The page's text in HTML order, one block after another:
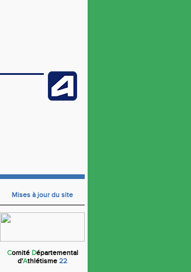
Mises à jour du site
Comité Départemental
d'Athlétisme 22